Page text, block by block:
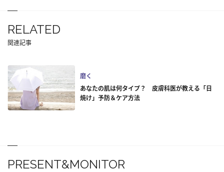
RELATED
関連記事
磨く
あなたの肌は何タイプ？ 皮膚科医が教える「日
焼け」予防＆ケア方法
PRESENT&MONITOR